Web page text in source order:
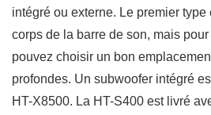
intégré ou externe. Le premier
corps de la barre de son, mais
pouvez choisir un bon
profondes. Un subwoofer intégré
HT-X8500. La HT-S400 est livré